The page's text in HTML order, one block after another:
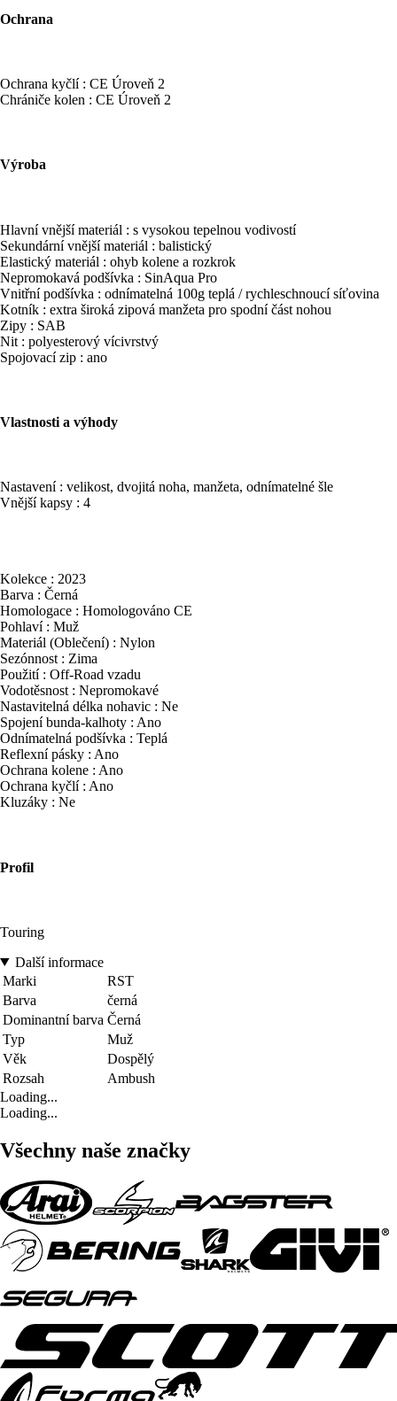
Ochrana
Ochrana kyčlí : CE Úroveň 2
Chrániče kolen : CE Úroveň 2
Výroba
Hlavní vnější materiál : s vysokou tepelnou vodivostí
Sekundární vnější materiál : balistický
Elastický materiál : ohyb kolene a rozkrok
Nepromokavá podšívka : SinAqua Pro
Vnitřní podšívka : odnímatelná 100g teplá / rychleschnoucí síťovina
Kotník : extra široká zipová manžeta pro spodní část nohou
Zipy : SAB
Nit : polyesterový vícivrstvý
Spojovací zip : ano
Vlastnosti a výhody
Nastavení : velikost, dvojitá noha, manžeta, odnímatelné šle
Vnější kapsy : 4
Kolekce : 2023
Barva : Černá
Homologace : Homologováno CE
Pohlaví : Muž
Materiál (Oblečení) : Nylon
Sezónnost : Zima
Použití : Off-Road vzadu
Vodotěsnost : Nepromokavé
Nastavitelná délka nohavic : Ne
Spojení bunda-kalhoty : Ano
Odnímatelná podšívka : Teplá
Reflexní pásky : Ano
Ochrana kolene : Ano
Ochrana kyčlí : Ano
Kluzáky : Ne
Profil
Touring
Další informace
Marki
RST
Barva
černá
Dominantní barva Černá
Typ
Muž
Věk
Dospělý
Rozsah
Ambush
Loading...
Loading...
Všechny naše značky